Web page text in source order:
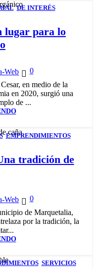
,DE INTERÉS,
lugar para lo
Web
0
en medio de la
en 2020, surgió una
de ...
,EMPRENDIMIENTOS,
tradición de
Web
0
de Marquetalia,
por la tradición, la
, SERVICIOS